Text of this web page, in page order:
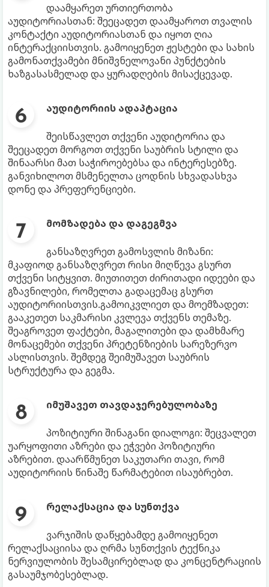
დაამყარეთ ურთიერთობა
აუდიტორიასთან: შეეცადეთ დაამყაროთ თვალის
კონტაქტი აუდიტორიასთან და იყოთ ღია
ინტერაქციისთვის. გამოიყენეთ ჟესტები და სახის
გამონათქვამები მნიშვნელოვანი პუნქტების
ხაზგასასმელად და ყურადღების მისაქცევად.
აუდიტორიის ადაპტაცია
შეისწავლეთ თქვენი აუდიტორია და
შეეცადეთ მორგოთ თქვენი საუბრის სტილი და
შინაარსი მათ საჭიროებებსა და ინტერესებზე.
განვიხილოთ მსმენელთა ცოდნის სხვადასხვა
დონე და პრეფერენციები.
მომზადება და დაგეგმვა
განსაზღვრეთ გამოსვლის მიზანი:
მკაფიოდ განსაზღვრეთ რისი მიღწევა გსურთ
თქვენი სიტყვით. მიუთითეთ ძირითადი იდეები და
გზავნილები, რომელთა გადაცემაც გსურთ
აუდიტორიისთვის.გამოიკვლიეთ და მოემზადეთ:
გააკეთეთ საკმარისი კვლევა თქვენს თემაზე.
შეაგროვეთ ფაქტები, მაგალითები და დამხმარე
მონაცემები თქვენი პრეტენზიების სარეზერვო
ასლისთვის. შემდეგ შეიმუშავეთ საუბრის
სტრუქტურა და გეგმა.
იმუშავეთ თავდაჯერებულობაზე
პოზიტიური შინაგანი დიალოგი: შეცვალეთ
უარყოფითი აზრები და ეჭვები პოზიტიური
აზრებით. დაარწმუნეთ საკუთარი თავი, რომ
აუდიტორიის წინაშე წარმატებით ისაუბრებთ.
რელაქსაცია და სუნთქვა
ვარჯიშის დაწყებამდე გამოიყენეთ
რელაქსაციისა და ღრმა სუნთქვის ტექნიკა
ნერვიულობის შესამცირებლად და კონცენტრაციის
გასაუმჯობესებლად.